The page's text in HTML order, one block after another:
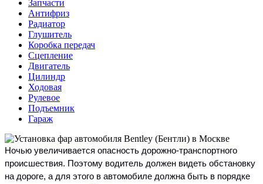
Запчасти
Антифриз
Радиатор
Глушитель
Коробка передач
Сцепление
Двигатель
Цилиндр
Ходовая
Рулевое
Подъемник
Гараж
Ночью увеличивается опасность дорожно-транспортного
происшествия. Поэтому водитель должен видеть обстановку
на дороге, а для этого в автомобиле должна быть в порядке